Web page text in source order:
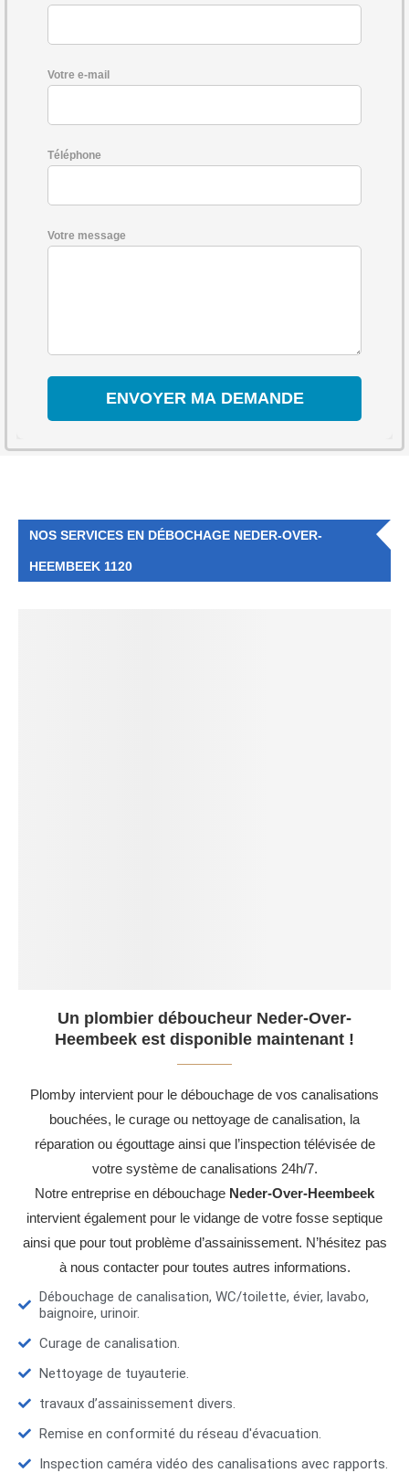
Votre e-mail
Téléphone
Votre message
NOS SERVICES EN DÉBOCHAGE NEDER-OVER-
HEEMBEEK 1120
Un plombier déboucheur Neder-Over-
Heembeek est disponible maintenant !
Plomby intervient pour le débouchage de vos canalisations
bouchées, le curage ou nettoyage de canalisation, la
réparation ou égouttage ainsi que l’inspection télévisée de
votre système de canalisations 24h/7.
Notre entreprise en débouchage Neder-Over-Heembeek
intervient également pour le vidange de votre fosse septique
ainsi que pour tout problème d’assainissement. N’hésitez pas
à nous contacter pour toutes autres informations.
Débouchage de canalisation, WC/toilette, évier, lavabo,
baignoire, urinoir.
Curage de canalisation.
Nettoyage de tuyauterie.
travaux d’assainissement divers.
Remise en conformité du réseau d'évacuation.
Inspection caméra vidéo des canalisations avec rapports.